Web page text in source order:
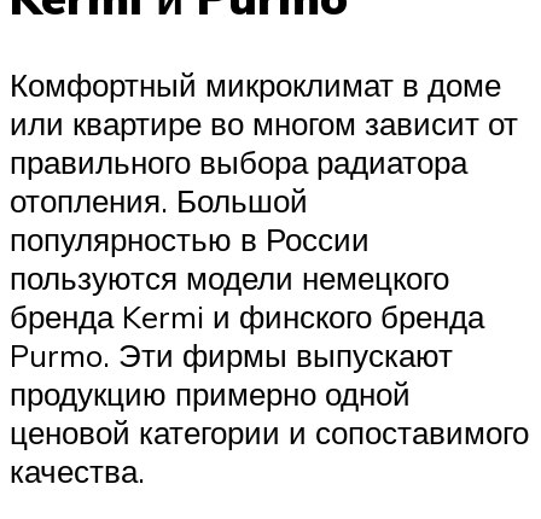
Комфортный микроклимат в доме
или квартире во многом зависит от
правильного выбора радиатора
отопления. Большой
популярностью в России
пользуются модели немецкого
бренда Kermi и финского бренда
Purmo. Эти фирмы выпускают
продукцию примерно одной
ценовой категории и сопоставимого
качества.